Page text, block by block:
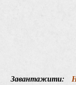
Завантажити: